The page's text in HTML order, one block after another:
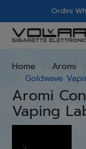
Ordini
Home Aromi
Goldwave
Aromi
Vaping